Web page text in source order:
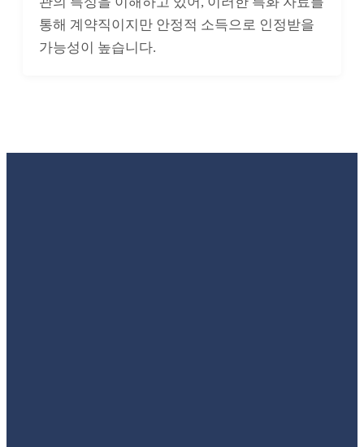
통해 계약직이지만 안정적 소득으로 인정받을
가능성이 높습니다.